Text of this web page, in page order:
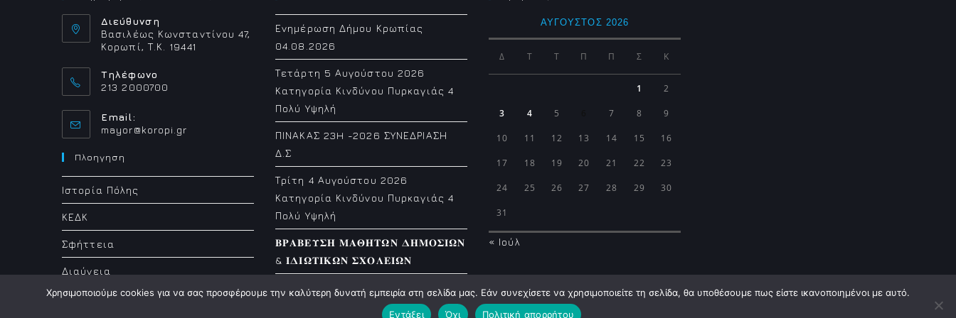
Διεύθυνση
Βασιλέως Κωνσταντίνου 47,
Κορωπί, Τ.Κ. 19441
Τηλέφωνο
213 2000700
Email:
mayor@koropi.gr
Πλοηγηση
Ιστορία Πόλης
ΚΕΔΚ
Σφήττεια
Διαύγεια
Ενημέρωση Δήμου Κρωπίας
04.08.2026
Τετάρτη 5 Αυγούστου 2026
Κατηγορία Κινδύνου Πυρκαγιάς 4
Πολύ Υψηλή
ΠΙΝΑΚΑΣ 23H -2026 ΣΥΝΕΔΡΙΑΣΗ
Δ.Σ
Τρίτη 4 Αυγούστου 2026
Κατηγορία Κινδύνου Πυρκαγιάς 4
Πολύ Υψηλή
𝚩𝚸𝚨𝚩𝚬𝚼𝚺𝚮 𝚳𝚨𝚯𝚮𝚻𝛀𝚴 𝚫𝚮𝚳𝚶𝚺𝚰𝛀𝚴
& 𝚰𝚫𝚰𝛀𝚻𝚰𝚱𝛀𝚴 𝚺𝚾𝚶𝚲𝚬𝚰𝛀𝚴
ΑΎΓΟΥΣΤΟΣ 2026
Δ Τ Τ Π Π Σ Κ
1 2
3 4 5 7 8 9
10 11 12 13 14 15 16
17 18 19 20 21 22 23
24 25 26 27 28 29 30
31
« Ιούλ
Χρησιμοποιούμε cookies για να σας προσφέρουμε την καλύτερη δυνατή εμπειρία στη σελίδα μας. Εάν συνεχίσετε να χρησιμοποιείτε τη σελίδα, θα υποθέσουμε πως είστε ικανοποιημένοι με αυτό.
Εντάξει
Όχι Πολιτική απορρήτου